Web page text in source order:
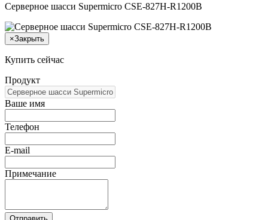
Серверное шасси Supermicro CSE-827H-R1200B
×Закрыть
Купить сейчас
Продукт
Ваше имя
Телефон
E-mail
Примечание